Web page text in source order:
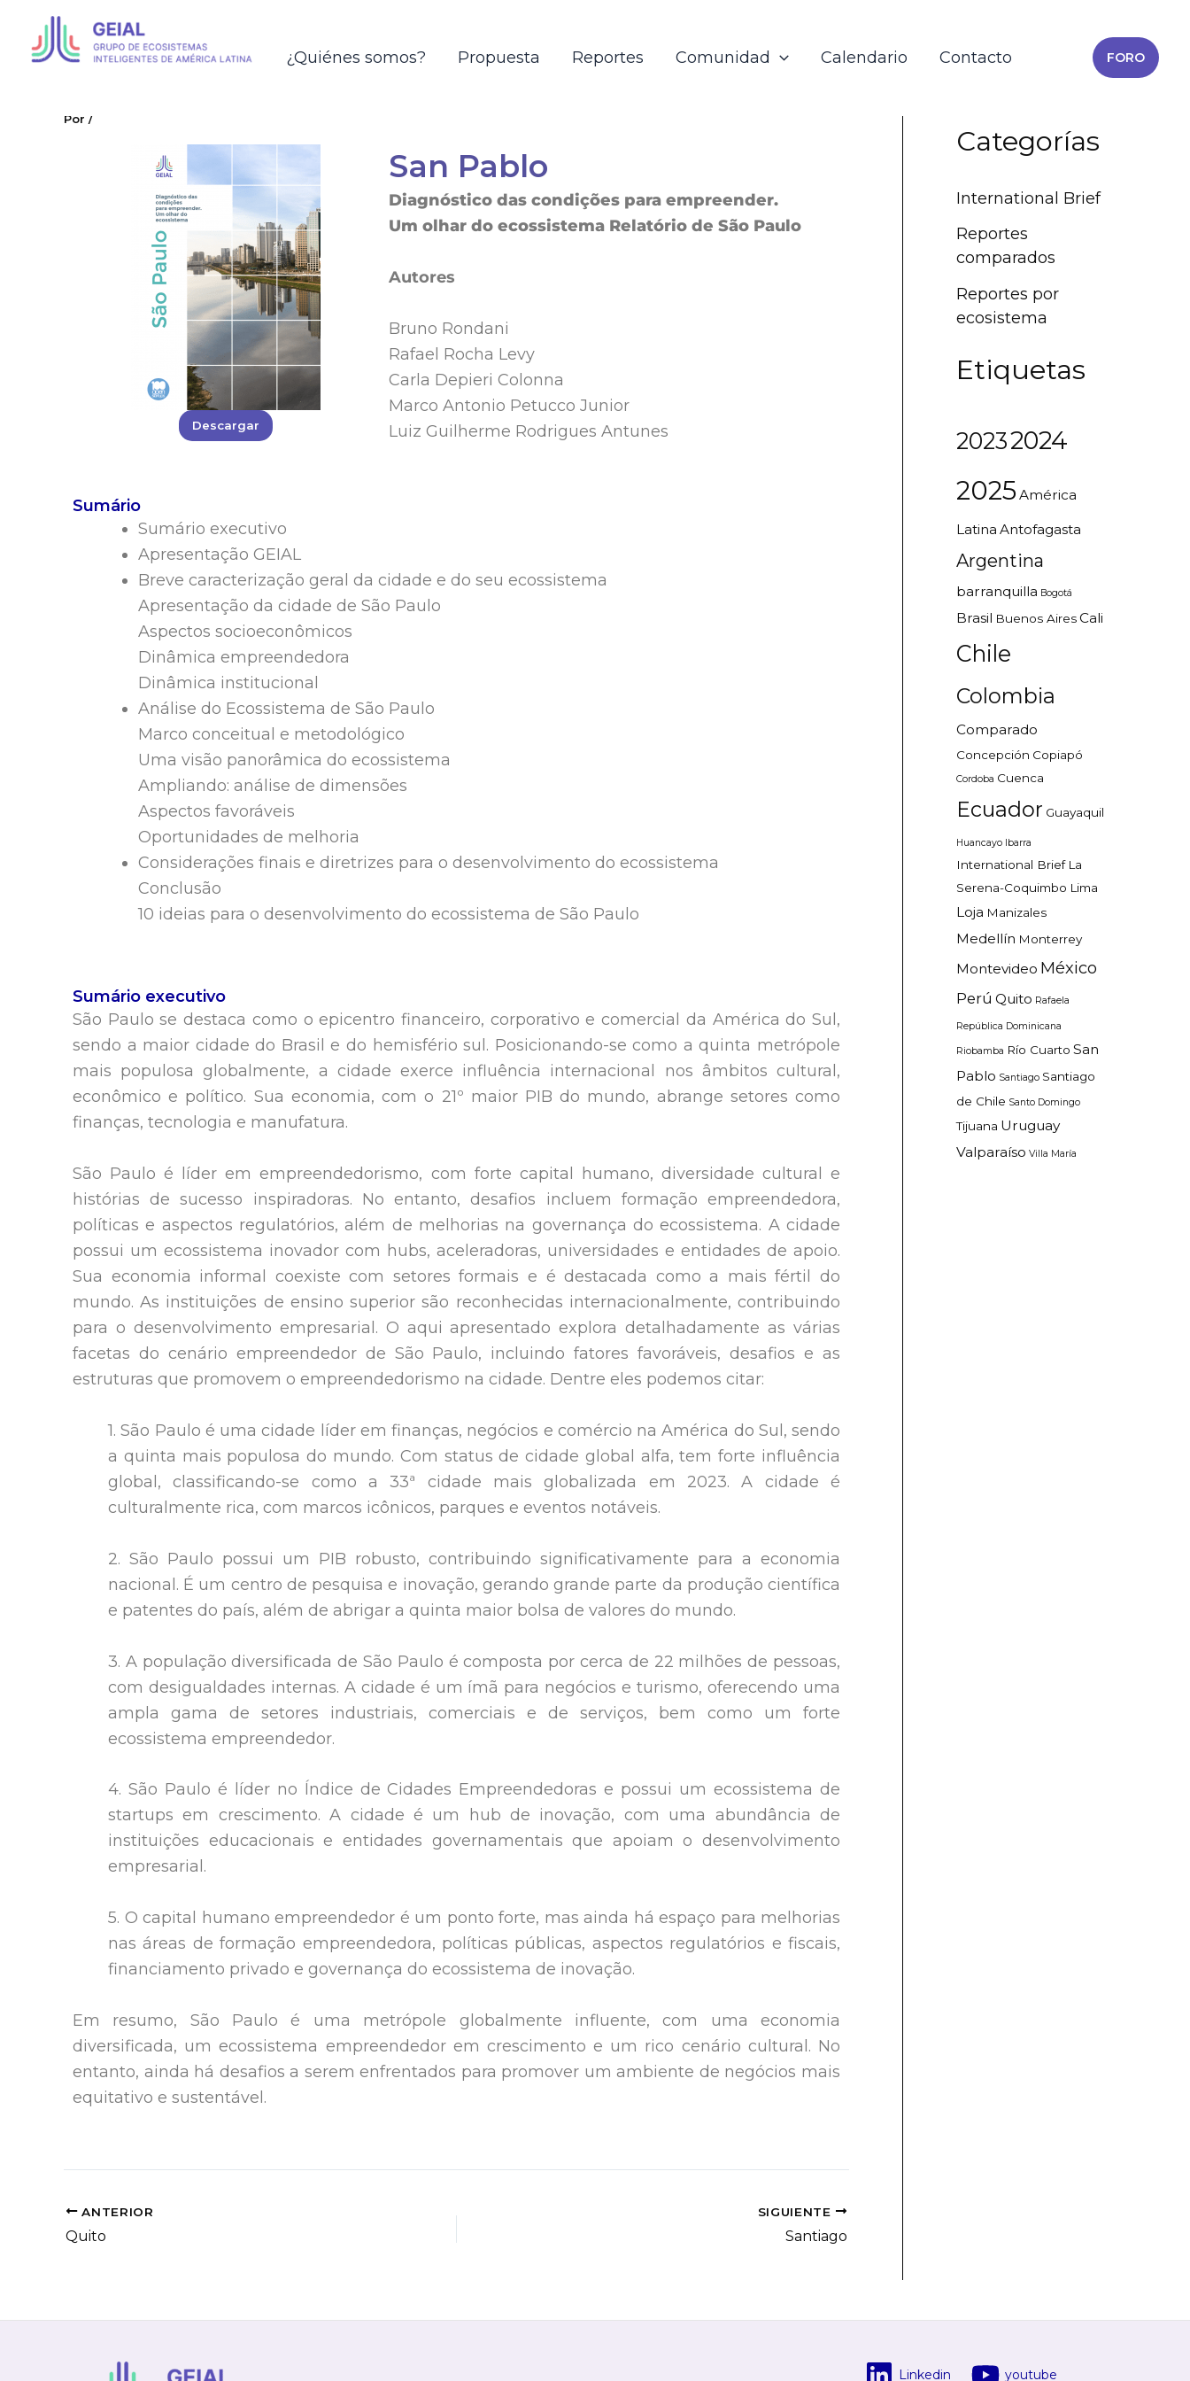
contenido
¿Quiénes somos? Propuesta Reportes Comunidad Calendario Contacto FORO
Por /
Descargar
San Pablo
Diagnóstico das condições para empreender.
Um olhar do ecossistema Relatório de São Paulo
Autores
Bruno Rondani
Rafael Rocha Levy
Carla Depieri Colonna
Marco Antonio Petucco Junior
Luiz Guilherme Rodrigues Antunes
Sumário
Sumário executivo
Apresentação GEIAL
Breve caracterização geral da cidade e do seu ecossistema
Apresentação da cidade de São Paulo
Aspectos socioeconômicos
Dinâmica empreendedora
Dinâmica institucional
Análise do Ecossistema de São Paulo
Marco conceitual e metodológico
Uma visão panorâmica do ecossistema
Ampliando: análise de dimensões
Aspectos favoráveis
Oportunidades de melhoria
Considerações finais e diretrizes para o desenvolvimento do ecossistema
Conclusão
10 ideias para o desenvolvimento do ecossistema de São Paulo
Sumário executivo
São Paulo se destaca como o epicentro financeiro, corporativo e comercial da América do Sul,
sendo a maior cidade do Brasil e do hemisfério sul. Posicionando-se como a quinta metrópole
mais populosa globalmente, a cidade exerce influência internacional nos âmbitos cultural,
econômico e político. Sua economia, com o 21º maior PIB do mundo, abrange setores como
finanças, tecnologia e manufatura.
São Paulo é líder em empreendedorismo, com forte capital humano, diversidade cultural e
histórias de sucesso inspiradoras. No entanto, desafios incluem formação empreendedora,
políticas e aspectos regulatórios, além de melhorias na governança do ecossistema. A cidade
possui um ecossistema inovador com hubs, aceleradoras, universidades e entidades de apoio.
Sua economia informal coexiste com setores formais e é destacada como a mais fértil do
mundo. As instituições de ensino superior são reconhecidas internacionalmente, contribuindo
para o desenvolvimento empresarial. O aqui apresentado explora detalhadamente as várias
facetas do cenário empreendedor de São Paulo, incluindo fatores favoráveis, desafios e as
estruturas que promovem o empreendedorismo na cidade. Dentre eles podemos citar:
1. São Paulo é uma cidade líder em finanças, negócios e comércio na América do Sul, sendo
a quinta mais populosa do mundo. Com status de cidade global alfa, tem forte influência
global, classificando-se como a 33ª cidade mais globalizada em 2023. A cidade é
culturalmente rica, com marcos icônicos, parques e eventos notáveis.
2. São Paulo possui um PIB robusto, contribuindo significativamente para a economia
nacional. É um centro de pesquisa e inovação, gerando grande parte da produção científica
e patentes do país, além de abrigar a quinta maior bolsa de valores do mundo.
3. A população diversificada de São Paulo é composta por cerca de 22 milhões de pessoas,
com desigualdades internas. A cidade é um ímã para negócios e turismo, oferecendo uma
ampla gama de setores industriais, comerciais e de serviços, bem como um forte
ecossistema empreendedor.
4. São Paulo é líder no Índice de Cidades Empreendedoras e possui um ecossistema de
startups em crescimento. A cidade é um hub de inovação, com uma abundância de
instituições educacionais e entidades governamentais que apoiam o desenvolvimento
empresarial.
5. O capital humano empreendedor é um ponto forte, mas ainda há espaço para melhorias
nas áreas de formação empreendedora, políticas públicas, aspectos regulatórios e fiscais,
financiamento privado e governança do ecossistema de inovação.
Em resumo, São Paulo é uma metrópole globalmente influente, com uma economia
diversificada, um ecossistema empreendedor em crescimento e um rico cenário cultural. No
entanto, ainda há desafios a serem enfrentados para promover um ambiente de negócios mais
equitativo e sustentável.
ANTERIOR
Quito
SIGUIENTE
Santiago
Categorías
International Brief
Reportes
comparados
Reportes por
ecosistema
Etiquetas
20232024
2025 América
Latina Antofagasta
Argentina
barranquilla Bogotá
Brasil Buenos AiresCali
Chile
Colombia
Comparado
Concepción Copiapó
Cordoba Cuenca
Ecuador Guayaquil
Huancayo Ibarra
International Brief La
Serena-Coquimbo Lima
Loja Manizales
Medellín Monterrey
Montevideo México
Perú Quito Rafaela
República Dominicana
Riobamba Río Cuarto San
Pablo Santiago Santiago
de Chile Santo Domingo
Tijuana Uruguay
Valparaíso Villa María
Linkedin youtube